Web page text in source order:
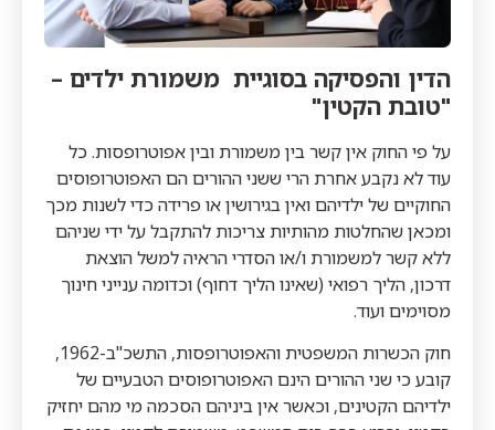
הדין והפסיקה בסוגיית משמורת ילדים –
"טובת הקטין"
על פי החוק אין קשר בין משמורת ובין אפוטרופסות. כל
עוד לא נקבע אחרת הרי ששני ההורים הם האפוטרופוסים
החוקיים של ילדיהם ואין בגירושין או פרידה כדי לשנות מכך
ומכאן שהחלטות מהותיות צריכות להתקבל על ידי שניהם
ללא קשר למשמורת ו/או הסדרי הראיה למשל הוצאת
דרכון, הליך רפואי (שאינו הליך דחוף) וכדומה ענייני חינוך
מסוימים ועוד.
חוק הכשרות המשפטית והאפוטרופסות, התשכ"ב-1962,
קובע כי שני ההורים הינם האפוטרופוסים הטבעיים של
ילדיהם הקטינים, וכאשר אין ביניהם הסכמה מי מהם יחזיק